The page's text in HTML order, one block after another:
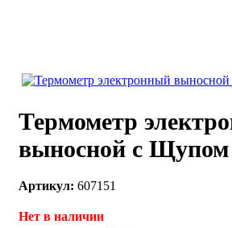
звонок
106
256-54-
Термометр
выносной с Щупом
Артикул: 607151
Нет в наличии